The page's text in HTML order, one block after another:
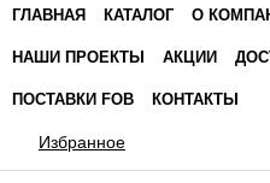
ГЛАВНАЯ КАТАЛОГ О
НАШИ ПРОЕКТЫ АКЦИИ
ПОСТАВКИ FOB КОНТАКТЫ
Избранное